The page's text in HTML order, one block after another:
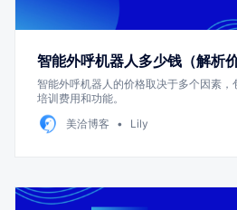
智能外呼机器人多少钱（解析
智能外呼机器人的价格取决于多个因素，
培训费用和功能。
美洽博客
Lily